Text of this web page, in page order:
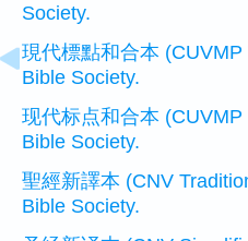
Society.
現代標點和合本
Bible Society.
现代标点和合本
Bible Society.
聖經新譯本 (CNV
Bible Society.